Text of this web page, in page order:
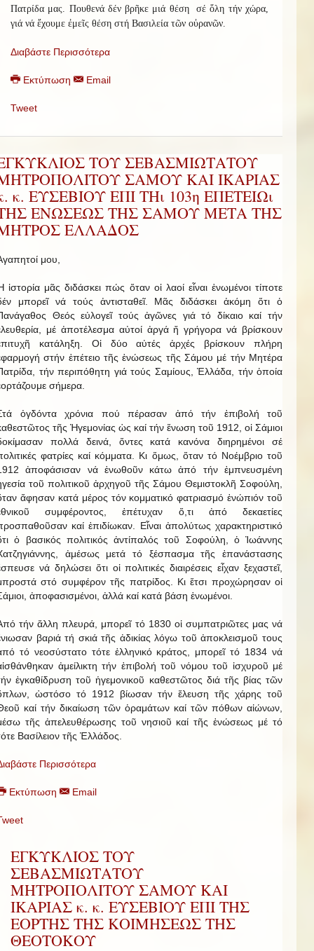
Πατρίδα μας. Πουθενά δέν βρῆκε μιά θέση σέ ὅλη τήν χώρα,
γιά νά ἔχουμε ἐμεῖς θέση στή Βασιλεία τῶν οὐρανῶν.
Διαβάστε Περισσότερα
Εκτύπωση Email
Tweet
ΤΟΥ ΣΕΒΑΣΜΙΩΤΑΤΟΥ
ΣΑΜΟΥ ΚΑΙ ΙΚΑΡΙΑΣ
κ. ΕΥΣΕΒΙΟΥ ΕΠΙ ΤΗι 103η ΕΠΕΤΕΙΩι
ΕΝΩΣΕΩΣ ΤΗΣ ΣΑΜΟΥ ΜΕΤΑ ΤΗΣ
ΕΛΛΑΔΟΣ
μου,
ἱστορία μᾶς διδάσκει πώς ὅταν οἱ λαοί εἶναι ἑνωμένοι τίποτε
μπορεῖ νά τούς ἀντισταθεῖ. Μᾶς διδάσκει ἀκόμη ὅτι ὁ
Θεός εὐλογεῖ τούς ἀγῶνες γιά τό δίκαιο καί τήν
μέ ἀποτέλεσμα αὐτοί ἀργά ἤ γρήγορα νά βρίσκουν
κατάληξη. Οἱ δύο αὐτές ἀρχές βρίσκουν πλήρη
στήν ἐπέτειο τῆς ἑνώσεως τῆς Σάμου μέ τήν Μητέρα
τήν περιπόθητη γιά τούς Σαμίους, Ἑλλάδα, τήν ὁποία
σήμερα.
ὀγδόντα χρόνια πού πέρασαν ἀπό τήν ἐπιβολή τοῦ
τῆς Ἡγεμονίας ὡς καί τήν ἕνωση τοῦ 1912, οἱ Σάμιοι
πολλά δεινά, ὄντες κατά κανόνα διηρημένοι σέ
φατρίες καί κόμματα. Κι ὅμως, ὅταν τό Νοέμβριο τοῦ
ἀποφάσισαν νά ἑνωθοῦν κάτω ἀπό τήν ἐμπνευσμένη
τοῦ πολιτικοῦ ἀρχηγοῦ τῆς Σάμου Θεμιστοκλῆ Σοφούλη,
ἄφησαν κατά μέρος τόν κομματικό φατριασμό ἐνώπιόν τοῦ
συμφέροντος, ἐπέτυχαν ὅ,τι ἀπό δεκαετίες
καί ἐπιδίωκαν. Εἶναι ἀπολύτως χαρακτηριστικό
ὁ βασικός πολιτικός ἀντίπαλός τοῦ Σοφούλη, ὁ Ἰωάννης
ἀμέσως μετά τό ξέσπασμα τῆς ἐπανάστασης
νά δηλώσει ὅτι οἱ πολιτικές διαιρέσεις εἶχαν ξεχαστεῖ,
στό συμφέρον τῆς πατρίδος. Κι ἔτσι προχώρησαν οἱ
ἀποφασισμένοι, ἀλλά καί κατά βάση ἑνωμένοι.
τήν ἄλλη πλευρά, μπορεῖ τό 1830 οἱ συμπατριῶτες μας νά
βαριά τή σκιά τῆς ἀδικίας λόγω τοῦ ἀποκλεισμοῦ τους
τό νεοσύστατο τότε ἑλληνικό κράτος, μπορεῖ τό 1834 νά
ἀμείλικτη τήν ἐπιβολή τοῦ νόμου τοῦ ἰσχυροῦ μέ
ἐγκαθίδρυση τοῦ ἡγεμονικοῦ καθεστῶτος διά τῆς βίας τῶν
ὡστόσο τό 1912 βίωσαν τήν ἔλευση τῆς χάρης τοῦ
καί τήν δικαίωση τῶν ὁραμάτων καί τῶν πόθων αἰώνων,
τῆς ἀπελευθέρωσης τοῦ νησιοῦ καί τῆς ἑνώσεως μέ τό
Βασίλειον τῆς Ἑλλάδος.
Περισσότερα
Εκτύπωση Email
ΕΓΚΥΚΛΙΟΣ ΤΟΥ
ΣΕΒΑΣΜΙΩΤΑΤΟΥ
ΜΗΤΡΟΠΟΛΙΤΟΥ ΣΑΜΟΥ ΚΑΙ
ΙΚΑΡΙΑΣ κ. κ. ΕΥΣΕΒΙΟΥ ΕΠΙ ΤΗΣ
ΕΟΡΤΗΣ ΤΗΣ ΚΟΙΜΗΣΕΩΣ ΤΗΣ
ΘΕΟΤΟΚΟΥ